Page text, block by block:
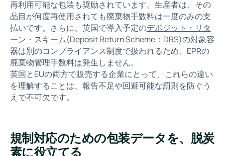
再利用可能な包装も奨励されています。生産者は、その
品目が何度再使用されても廃棄物手数料は一度のみの支
払いです。さらに、英国で導入予定のデポジット・リタ
ーン・スキーム(Deposit Return Scheme：DRS)の対象容
器は別のコンプライアンス制度で扱われるため、EPRの
廃棄物管理手数料は発生しません。
英国とEUの両方で販売する企業にとって、これらの違い
を理解することは、報告不足や回避可能な罰則を防ぐう
えで不可欠です。
規制対応のための包装データを、脱炭
素に役立てる